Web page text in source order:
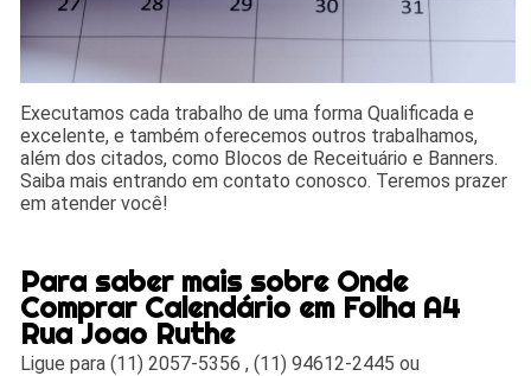
Executamos cada trabalho de uma forma Qualificada e
excelente, e também oferecemos outros trabalhamos,
além dos citados, como Blocos de Receituário e Banners.
Saiba mais entrando em contato conosco. Teremos prazer
em atender você!
Para saber mais sobre Onde
Comprar Calendário em Folha A4
Rua Joao Ruthe
Ligue para(11) 2057-5356 ,(11) 94612-2445 ou